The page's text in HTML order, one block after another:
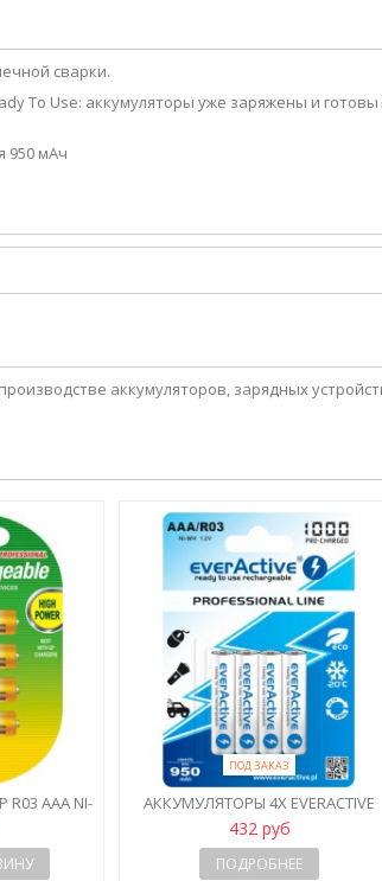
сварки.
To Use: аккумуляторы уже заряжены и
950 мАч
аккумуляторов, зарядных
AAA NI-
ПОД ЗАКАЗ
АККУМУЛЯТОРЫ 4X EVERACTIVE
R3/AAA NI-MH 1000 MAH READY TO...
432 руб
ПОДРОБНЕЕ